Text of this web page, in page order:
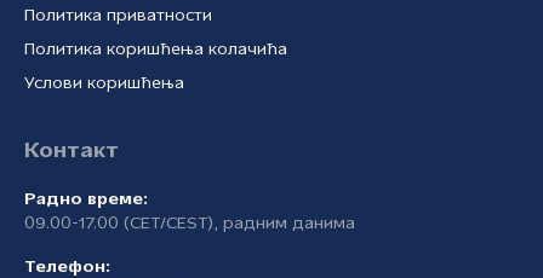
Политика приватности
Политика коришћења колачића
Услови коришћења
Контакт
Радно време:
09.00-17.00 (CET/CEST), радним данима
Телефон: